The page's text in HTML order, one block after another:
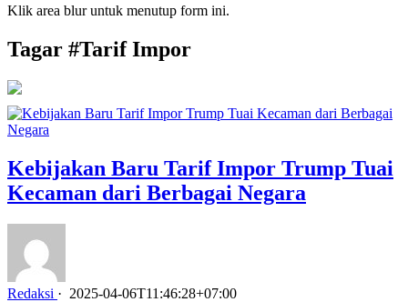
Klik area blur untuk menutup form ini.
Tagar #Tarif Impor
Kebijakan Baru Tarif Impor Trump Tuai
Kecaman dari Berbagai Negara
Redaksi · 2025-04-06T11:46:28+07:00